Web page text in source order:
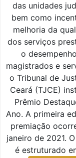
das unidades
bem como
melhoria da
dos serviços
o
magistrados e
o Tribunal de
Ceará (TJCE)
Prêmio
Ano. A primeira
premiação
janeiro de 2021.
é estruturado